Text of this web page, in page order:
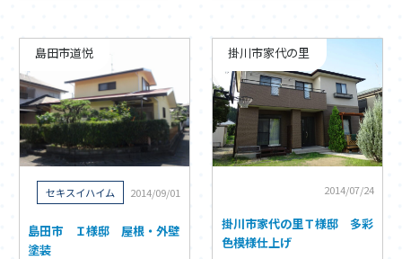
島田市道悦
2014/09/01
セキスイハイム
島田市 Ｉ様邸 屋根・外壁
塗装
掛川市家代の里
2014/07/24
掛川市家代の里Ｔ様邸 多彩
色模様仕上げ